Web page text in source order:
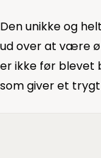
Den unikke og
ud over at være
er ikke før blevet
som giver et